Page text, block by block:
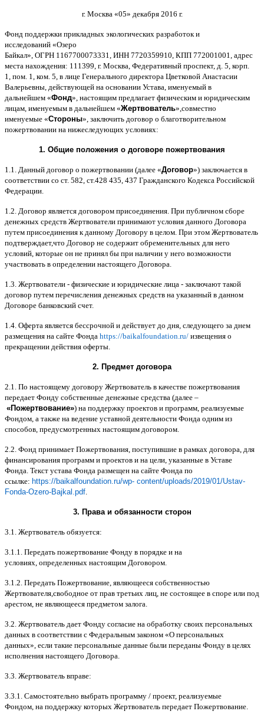
г. Москва «05» декабря 2016 г.
Фонд поддержки прикладных экологических разработок и
исследований «Озеро
Байкал», ОГРН 1167700073331, ИНН 7720359910, КПП 772001001, адрес
места нахождения: 111399, г. Москва Федеративный проспект, д . 5, корп
1, пом . 1, ком . 5, в лице Генерального директора Цветковой Анастасии
Валерьевны действующей на основании Устава именуемый в
дальнейшем «Фонд», настоящим предлагает физическим и юридическим
лицам именуемым в дальнейшем «Жертвователь», совместно
именуемые «Стороны», заключить договор o благотворительном
пожертвовании на нижеследующих условиях:
1. Общие положения o договоре пожертвования
1.1. Данный договор о пожертвовании (далее «Договор») заключается в
соответствии со ст. 582, ст.428 435, 437 Гражданского Кодекса Российской
Федерации
1.2. Договор является договором присоединения При публичном сборе
денежных средств Жертвователи принимают условия данного Договора
путем присоединения к данному Договору в целом При этом Жертвователь
подтверждает,что Договор не содержит обременительных для него
условий которые он не принял бы при наличии у него возможности
участвовать в определении настоящего Договора
1.3. Жертвователи - физические и юридические лица - заключают такой
договор путем перечисления денежных средств на указанный в данном
Договоре банковский счет.
1.4. Оферта является бессрочной и действует до дня следующего за днем
размещения на сайте Фонда https://baikalfoundation.ru/ извещения о
прекращении действия оферты
2. Предмет договора
2.1. По настоящему договору Жертвователь в качестве пожертвования
передает Фонду собственные денежные средства (далее –
«Пожертвование») на поддержку проектов и программ реализуемые
Фондом а также на ведение уставной деятельности Фонда одним из
способов предусмотренных настоящим договором
2.2. Фонд принимает Пожертвования поступившие в рамках договора для
финансирования программ и проектов и на цели указанные в Уставе
Фонда Текст устава Фонда размещен на сайте Фонда по
ссылке: https://baikalfoundation.ru/wp- content/uploads/2019/01/Ustav-
Fonda-Ozero-Bajkal.pdf
3. Права и обязанности сторон
3.1. Жертвователь обязуется:
3.1.1. Передать пожертвование Фонду в порядке и на
условиях определенных настоящим Договором
3.1.2. Передать Пожертвование являющееся собственностью
Жертвователя свободное от прав третьих лиц не состоящее в споре или под
арестом не являющееся предметом залога
3.2. Жертвователь дает Фонду согласие на обработку своих персональных
данных в соответствии с Федеральным законом «О персональных
данных», если такие персональные данные были переданы Фонду в целях
исполнения настоящего Договора
3.3. Жертвователь вправе:
3.3.1. Самостоятельно выбрать программу / проект, реализуемые
Фондом на поддержку которых Жертвователь передает Пожертвование